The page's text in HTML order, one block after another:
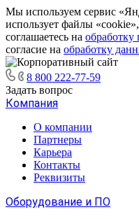
Мы используем сервис
использует файлы
соглашаетесь на
согласие на обработку
8 800 222-77-59
Задать вопрос
Компания
О компании
Партнеры
Карьера
Контакты
Реквизиты
Оборудование и ПО